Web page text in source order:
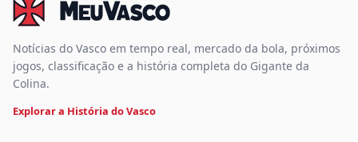
Notícias do Vasco em tempo real, mercado da bola, próximos
jogos, classificação e a história completa do Gigante da
Colina.
Explorar a História do Vasco